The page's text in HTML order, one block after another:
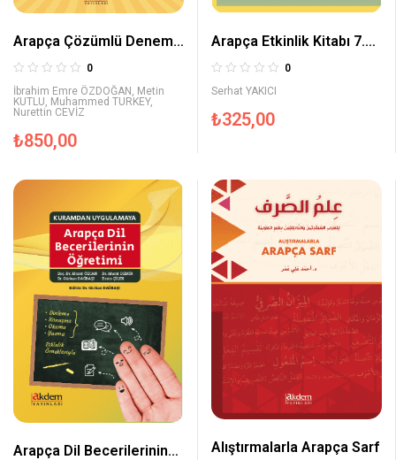
Arapça Çözümlü Deneme
Testleri
0
İbrahim Emre ÖZDOĞAN Metin
KUTLU Muhammed TURKEY,
Nurettin CEVİZ
₺850,00
Arapça Etkinlik Kitabı 7.
Sınıf
0
Serhat YAKICI
₺325,00
Arapça Dil Becerilerinin
Alıştırmalarla Arapça Sarf